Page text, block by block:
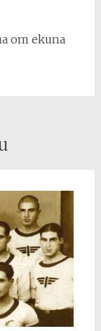
от екипа